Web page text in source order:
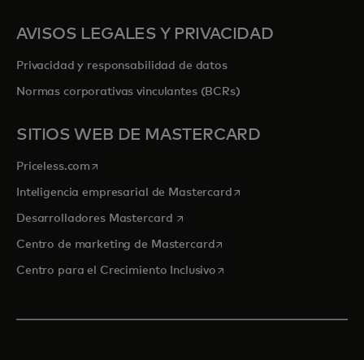
AVISOS LEGALES Y PRIVACIDAD
Privacidad y responsabilidad de datos
Normas corporativas vinculantes (BCRs)
SITIOS WEB DE MASTERCARD
Priceless.com se abre en una pestaña nueva
Inteligencia empresarial de Mastercardse abre en una pestaña
Desarrolladores Mastercard se abre en una pestaña nueva
Centro de marketing de Mastercardse abre en una pestaña
Centro para el Crecimiento Inclusivose abre en una pestaña